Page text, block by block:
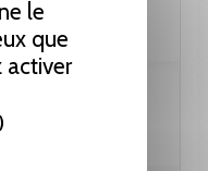
le
que
activer